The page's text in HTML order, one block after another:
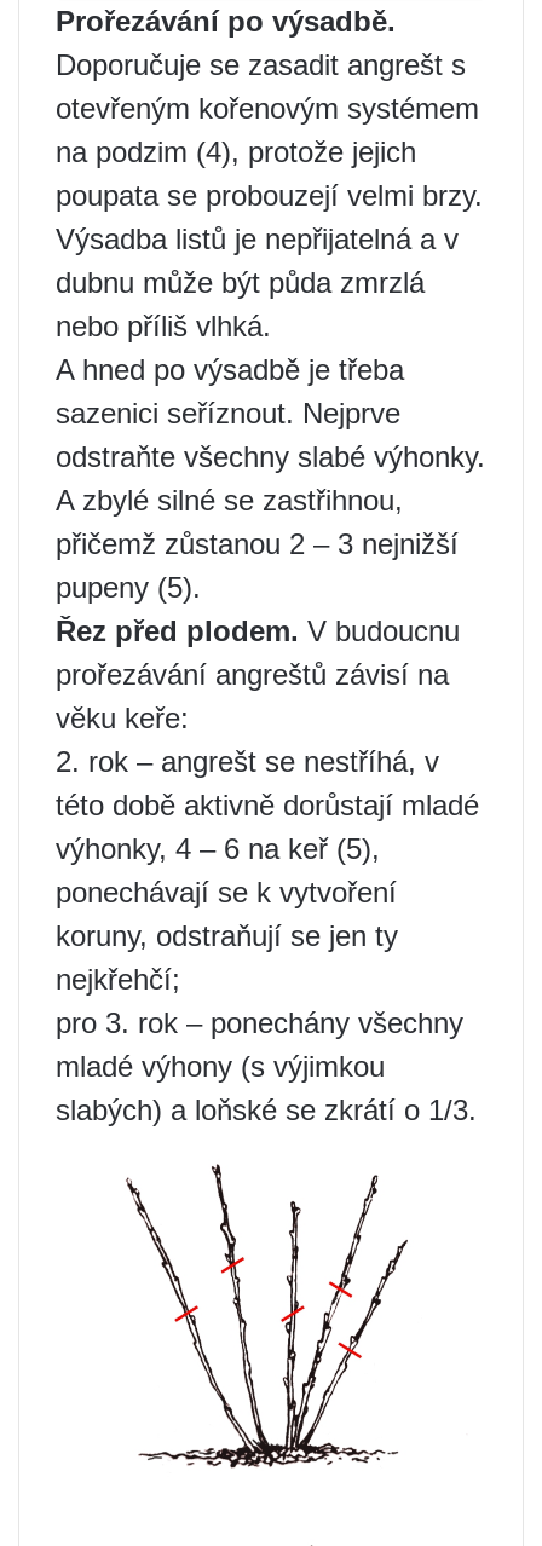
Prořezávání po výsadbě.
Doporučuje se zasadit angrešt s
otevřeným kořenovým systémem
na podzim (4), protože jejich
poupata se probouzejí velmi brzy.
Výsadba listů je nepřijatelná a v
dubnu může být půda zmrzlá
nebo příliš vlhká.
A hned po výsadbě je třeba
sazenici seříznout. Nejprve
odstraňte všechny slabé výhonky.
A zbylé silné se zastřihnou,
přičemž zůstanou 2 – 3 nejnižší
pupeny (5).
Řez před plodem. V budoucnu
prořezávání angreštů závisí na
věku keře:
2. rok – angrešt se nestříhá, v
této době aktivně dorůstají mladé
výhonky, 4 – 6 na keř (5),
ponechávají se k vytvoření
koruny, odstraňují se jen ty
nejkřehčí;
pro 3. rok – ponechány všechny
mladé výhony (s výjimkou
slabých) a loňské se zkrátí o 1/3.